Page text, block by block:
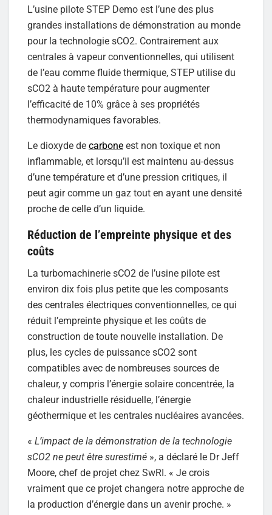
L’usine pilote STEP Demo est l’une des plus
grandes installations de démonstration au monde
pour la technologie sCO2. Contrairement aux
centrales à vapeur conventionnelles, qui utilisent
de l’eau comme fluide thermique, STEP utilise du
sCO2 à haute température pour augmenter
l’efficacité de 10% grâce à ses propriétés
thermodynamiques favorables.
Le dioxyde de carbone est non toxique et non
inflammable, et lorsqu’il est maintenu au-dessus
d’une température et d’une pression critiques, il
peut agir comme un gaz tout en ayant une densité
proche de celle d’un liquide.
Réduction de l’empreinte physique et des
coûts
La turbomachinerie sCO2 de l’usine pilote est
environ dix fois plus petite que les composants
des centrales électriques conventionnelles, ce qui
réduit l’empreinte physique et les coûts de
construction de toute nouvelle installation. De
plus, les cycles de puissance sCO2 sont
compatibles avec de nombreuses sources de
chaleur, y compris l’énergie solaire concentrée, la
chaleur industrielle résiduelle, l’énergie
géothermique et les centrales nucléaires avancées.
« L’impact de la démonstration de la technologie
sCO2 ne peut être surestimé », a déclaré le Dr Jeff
Moore, chef de projet chez SwRI. « Je crois
vraiment que ce projet changera notre approche de
la production d’énergie dans un avenir proche. »